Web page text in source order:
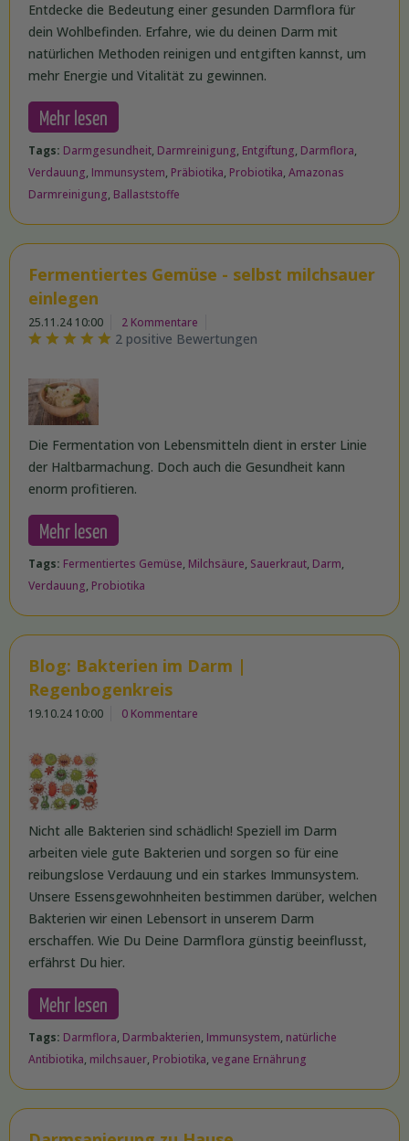
Entdecke die Bedeutung einer gesunden Darmflora für
dein Wohlbefinden. Erfahre, wie du deinen Darm mit
natürlichen Methoden reinigen und entgiften kannst, um
mehr Energie und Vitalität zu gewinnen.
Mehr lesen
Tags: Darmgesundheit, Darmreinigung, Entgiftung, Darmflora,
Verdauung, Immunsystem, Präbiotika, Probiotika, Amazonas
Darmreinigung, Ballaststoffe
Fermentiertes Gemüse - selbst milchsauer
einlegen
25.11.24 10:00 2 Kommentare
2 positive Bewertungen
Die Fermentation von Lebensmitteln dient in erster Linie
der Haltbarmachung. Doch auch die Gesundheit kann
enorm profitieren.
Mehr lesen
Tags: Fermentiertes Gemüse, Milchsäure, Sauerkraut, Darm,
Verdauung, Probiotika
Blog: Bakterien im Darm |
Regenbogenkreis
19.10.24 10:00 0 Kommentare
Nicht alle Bakterien sind schädlich! Speziell im Darm
arbeiten viele gute Bakterien und sorgen so für eine
reibungslose Verdauung und ein starkes Immunsystem.
Unsere Essensgewohnheiten bestimmen darüber, welchen
Bakterien wir einen Lebensort in unserem Darm
erschaffen. Wie Du Deine Darmflora günstig beeinflusst,
erfährst Du hier.
Mehr lesen
Tags: Darmflora, Darmbakterien, Immunsystem, natürliche
Antibiotika, milchsauer, Probiotika, vegane Ernährung